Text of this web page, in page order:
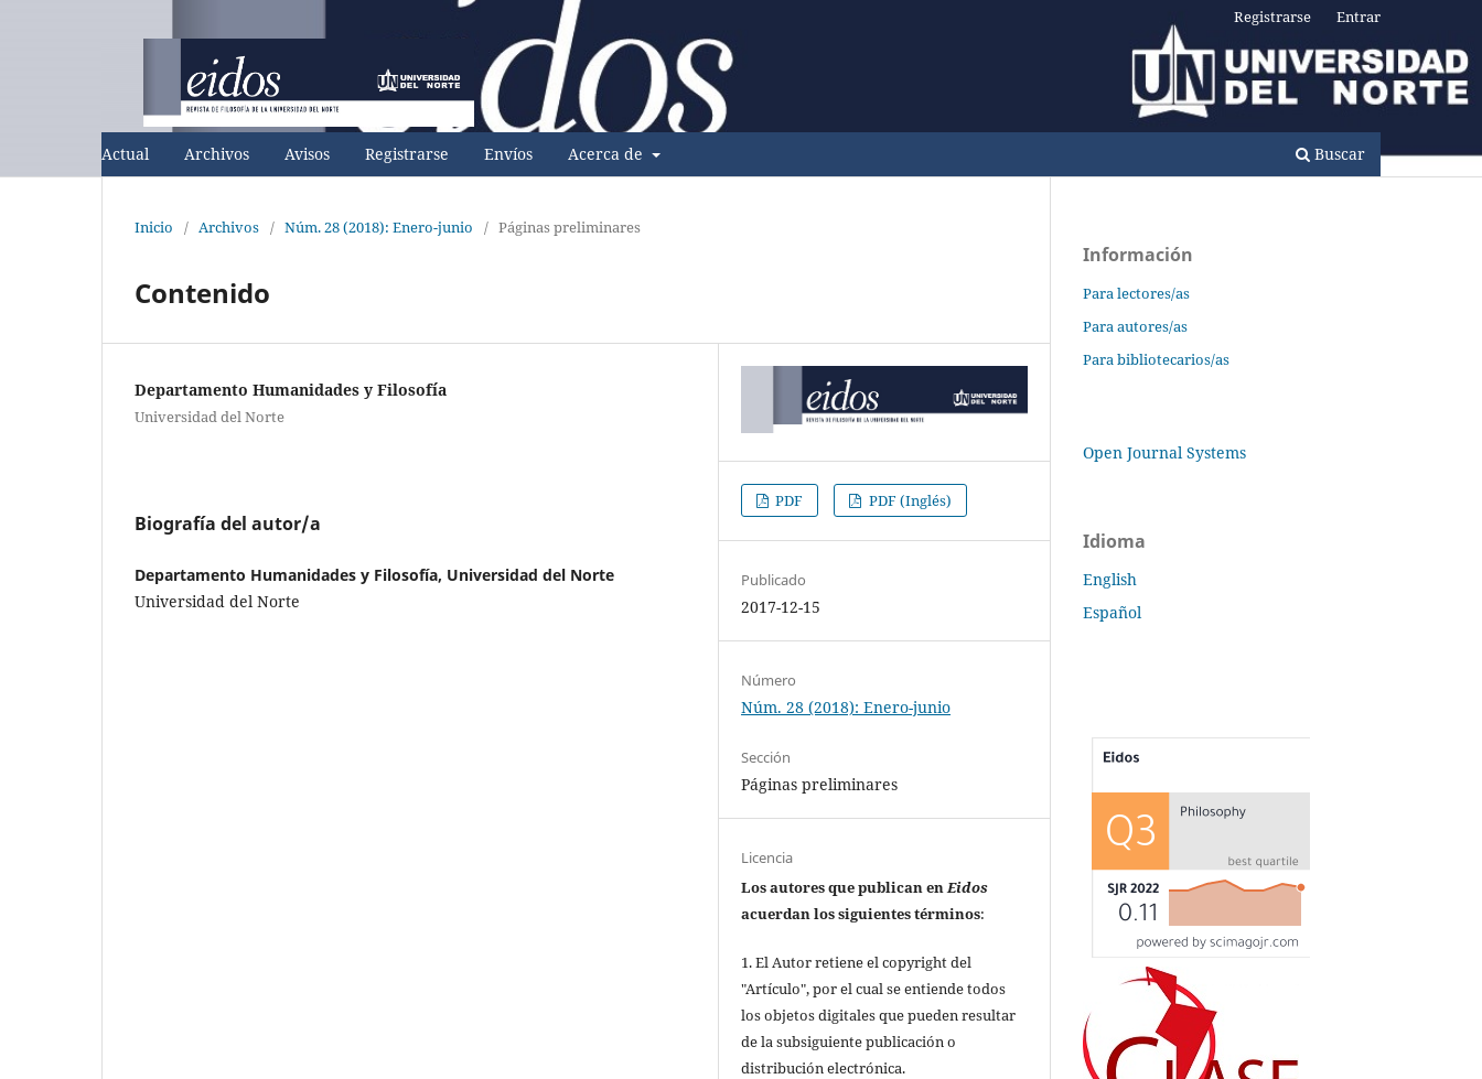
Actual Archivos Avisos Registrarse Envíos Acerca de Buscar
Registrarse Entrar
Inicio / Archivos / Núm. 28 (2018): Enero-junio / Páginas preliminares
Contenido
Departamento Humanidades y Filosofía
Universidad del Norte
Biografía del autor/a
Departamento Humanidades y Filosofía, Universidad del Norte
Universidad del Norte
PDF PDF (Inglés)
Publicado
2017-12-15
Número
Núm. 28 (2018): Enero-junio
Sección
Páginas preliminares
Licencia
Los autores que publican en Eidos
acuerdan los siguientes términos:
1. El Autor retiene el copyright del
"Artículo", por el cual se entiende todos
los objetos digitales que pueden resultar
de la subsiguiente publicación o
distribución electrónica.
Información
Para lectores/as
Para autores/as
Para bibliotecarios/as
Open Journal Systems
Idioma
English
Español